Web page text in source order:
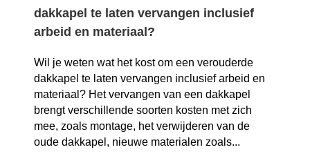
dakkapel te laten vervangen inclusief
arbeid en materiaal?
Wil je weten wat het kost om een verouderde
dakkapel te laten vervangen inclusief arbeid en
materiaal? Het vervangen van een dakkapel
brengt verschillende soorten kosten met zich
mee, zoals montage, het verwijderen van de
oude dakkapel, nieuwe materialen zoals...